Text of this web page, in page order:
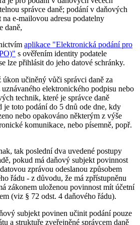
správce daně; podání v daňových
na e-mailovou adresu podatelny
daně,
aplikace "Elektronická podání pro
s ověřením identity podatele
lze přihlásit do jeho datové schránky.
učiněný vůči správci daně za
elektronického podpisu nebo
technik, které je správce daně
toto podání do 5 dnů ode dne, kdy
nebo opakováno některým z výše
komunikace, nebo písemně, popř.
tak poslední dva uvedené postupy
pokud má daňový subjekt povinnost
zprávou odeslanou způsobem
řádu - z důvodu, že má zpřístupněnu
zákonem uloženou povinnost mít účetní
(viz § 72 odst. 4 daňového řádu).
subjekt povinen učinit podání pouze
a struktuře zveřejněné správcem daně